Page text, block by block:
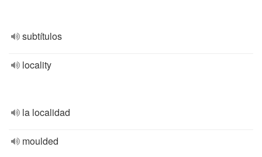
subtítulos
locality
la localidad
moulded